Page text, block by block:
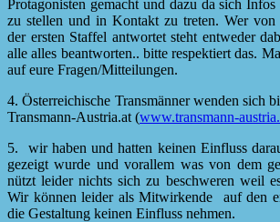
Protagonisten gemacht und dazu da sich
zu stellen und in Kontakt zu treten. Wer
der ersten Staffel antwortet steht entweder
alle alles beantworten.. bitte respektiert das.
auf eure Fragen/Mitteilungen.
4. Österreichische Transmänner wenden sich
Transmann-Austria.at (www.transmann-
5. wir haben und hatten keinen Einfluss
gezeigt wurde und vorallem was von dem
nützt leider nichts sich zu beschweren weil
Wir können leider als Mitwirkende auf den
die Gestaltung keinen Einfluss nehmen.